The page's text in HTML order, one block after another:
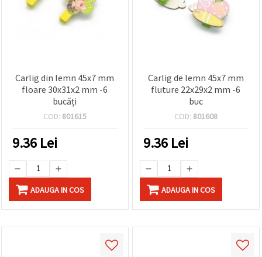
Carlig din lemn 45x7 mm
floare 30x31x2 mm -6
bucăți
COD: 801615
9.36 Lei
ADAUGA IN COS
Carlig de lemn 45x7 mm
fluture 22x29x2 mm -6
buc
COD: 801608
9.36 Lei
ADAUGA IN COS